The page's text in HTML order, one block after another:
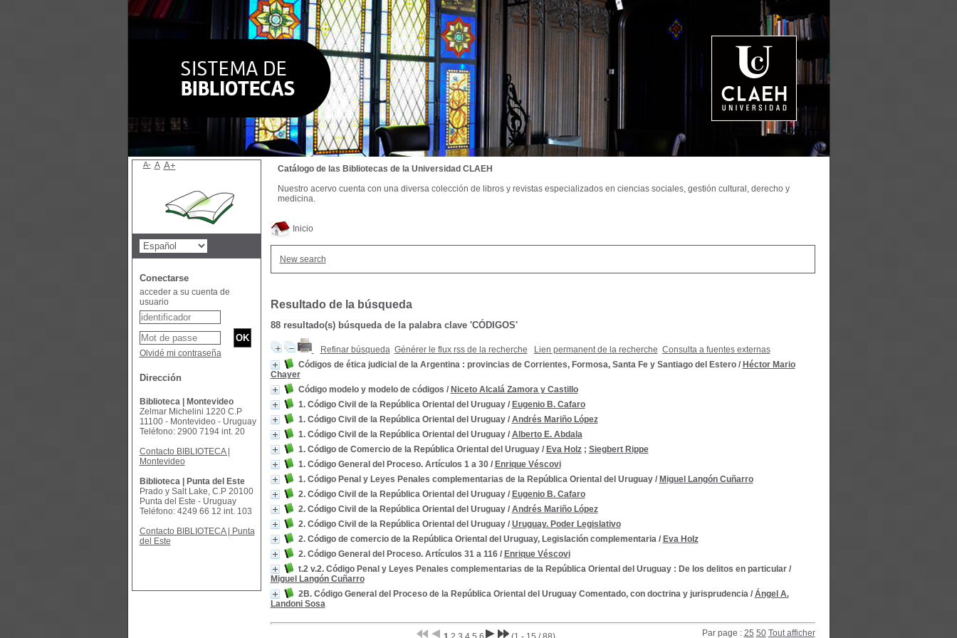
Inicio
New search
Resultado de la búsqueda
88 resultado(s) búsqueda de la palabra clave 'CÓDIGOS'
Refinar búsqueda Générer le flux rss de la recherche Lien permanent de la recherche Consulta a fuentes externas
Códigos de ética judicial de la Argentina : provincias de Corrientes, Formosa, Santa Fe y Santiago del Estero/ Héctor Mario
Chayer
Código modelo y modelo de códigos / Niceto Alcalá Zamora y Castillo
1. Código Civil de la República Oriental del Uruguay/ Eugenio B. Cafaro
1. Código Civil de la República Oriental del Uruguay/ Andrés Mariño López
1. Código Civil de la República Oriental del Uruguay/ Alberto E. Abdala
1. Código de Comercio de la República Oriental del Uruguay/ Eva Holz; Siegbert Rippe
1. Código General del Proceso. Artículos 1 a 30/ Enrique Véscovi
1. Código Penal y Leyes Penales complementarias de la República Oriental del Uruguay/ Miguel Langón Cuñarro
2. Código Civil de la República Oriental del Uruguay/ Eugenio B. Cafaro
2. Código Civil de la República Oriental del Uruguay/ Andrés Mariño López
2. Código Civil de la República Oriental del Uruguay/ Uruguay. Poder Legislativo
2. Código de comercio de la República Oriental del Uruguay, Legislación complementaria/ Eva Holz
2. Código General del Proceso. Artículos 31 a 116/ Enrique Véscovi
t.2 v.2. Código Penal y Leyes Penales complementarias de la República Oriental del Uruguay : De los delitos en particular/
Miguel Langón Cuñarro
2B. Código General del Proceso de la República Oriental del Uruguay Comentado, con doctrina y jurisprudencia/ Ángel A.
Landoni Sosa
Par page : 25 50 Tout afficher
Catálogo de las Bibliotecas de la Universidad CLAEH
Nuestro acervo cuenta con una diversa colección de libros y revistas especializados en ciencias sociales, gestión cultural, derecho y
medicina.
A- A A+
Conectarse
acceder a su cuenta de
usuario
Olvidé mi contraseña
Dirección
Biblioteca | Montevideo
Zelmar Michelini 1220 C.P
11100 - Montevideo - Uruguay
Teléfono: 2900 7194 int. 20
Contacto BIBLIOTECA |
Montevideo
Biblioteca | Punta del Este
Prado y Salt Lake, C.P 20100
Punta del Este - Uruguay
Teléfono: 4249 66 12 int. 103
Contacto BIBLIOTECA | Punta
del Este